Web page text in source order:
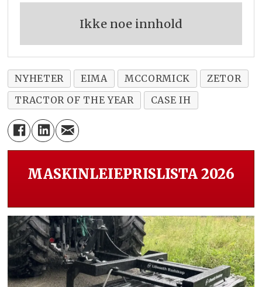
Ikke noe innhold
NYHETER EIMA MCCORMICK
ZETOR
TRACTOR OF THE YEAR
CASE IH
MASKINLEIEPRISLISTA 2026